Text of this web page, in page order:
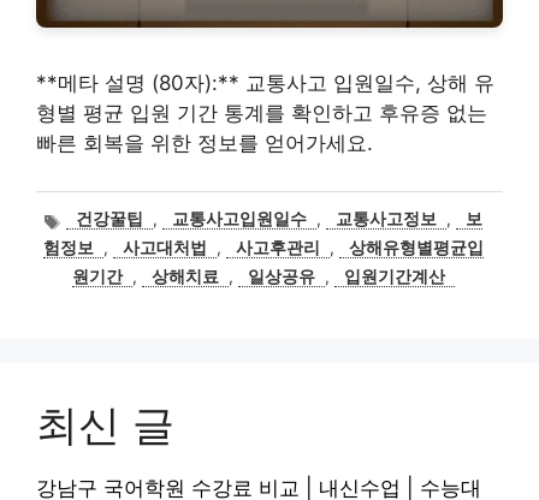
**메타 설명 (80자):** 교통사고 입원일수, 상해 유
형별 평균 입원 기간 통계를 확인하고 후유증 없는
빠른 회복을 위한 정보를 얻어가세요.
태
그
건강꿀팁 , 교통사고입원일수 , 교통사고정보 ,
보
험정보
, 사고대처법 , 사고후관리 ,
상해유형별평균입
원기간 , 상해치료 , 일상공유 , 입원기간계산
최신 글
강남구 국어학원 수강료 비교 | 내신수업 | 수능대